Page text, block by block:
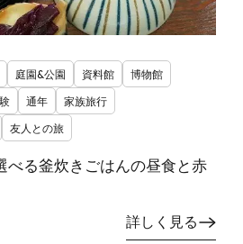
庭園&公園 資料館
博物館
通年
家族旅行
友人との旅
べる釜炊きごはんの昼食と赤
詳しく見る